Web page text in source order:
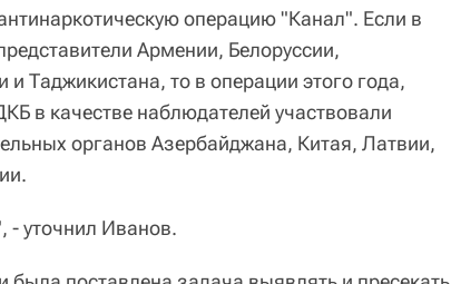
операцию "Канал". Если в
Армении, Белоруссии,
и Таджикистана, то в операции этого года,
в качестве наблюдателей участвовали
органов Азербайджана, Китая, Латвии,
- уточнил Иванов.